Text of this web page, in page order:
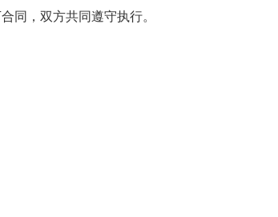
同，双方共同遵守执行。